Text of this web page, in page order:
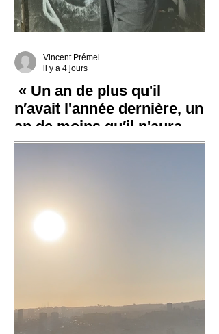
« Un an de plus qu'il
n′avait l'année dernière, un
an de moins qu′il n'aura
l′an prochain »
l'année dernière, un an de moins qu′il
n'aura l′an prochain » 📷 Laurent
Vincent Prémel
il y a 4 jours